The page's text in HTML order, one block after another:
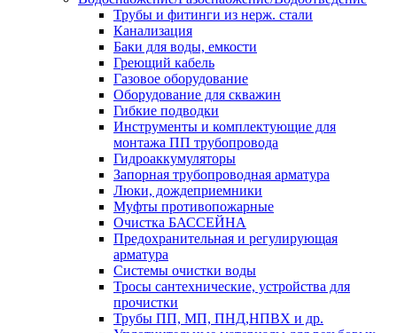
Трубы и фитинги из нерж. стали
Канализация
Баки для воды, емкости
Греющий кабель
Газовое оборудование
Оборудование для скважин
Гибкие подводки
Инструменты и комплектующие для
монтажа ПП трубопровода
Гидроаккумуляторы
Запорная трубопроводная арматура
Люки, дождеприемники
Муфты противопожарные
Очистка БАССЕЙНА
Предохранительная и регулирующая
арматура
Системы очистки воды
Тросы сантехнические, устройства для
прочистки
Трубы ПП, МП, ПНД,НПВХ и др.